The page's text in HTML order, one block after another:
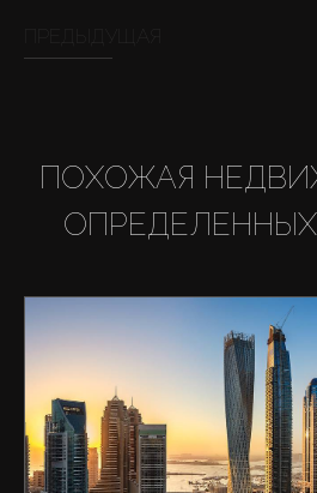
Аренда
Продажа
Новостройки
ПОХОЖАЯ